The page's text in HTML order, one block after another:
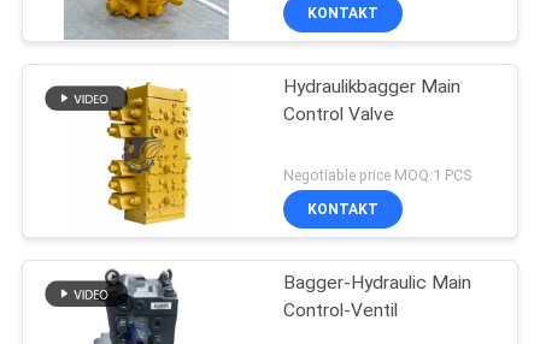
KONTAKT
Hydraulikbagger Main
Control Valve
Negotiable price MOQ:1 PCS
KONTAKT
Bagger-Hydraulic Main
Control-Ventil